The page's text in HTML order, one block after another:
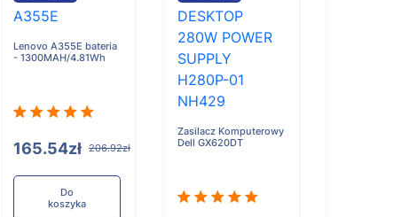
Lenovo A355E bateria
- 1300MAH/4.81Wh
165.54zł 206.92zł
Do
koszyka
Zasilacz Komputerowy
Dell GX620DT